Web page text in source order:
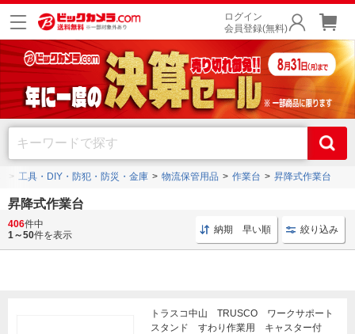
ログイン
会員登録(無料)
工具・DIY・防犯・防災・金庫 物流保管用品 作業台 昇降式作業台
昇降式作業台
サカエや
などの人気メーカーの昇降式作業台を豊富に品
揃え。
406件中
1～50件を表示 納期 早い順 絞り込み
トラスコ中山 TRUSCO ワークサポート
スタンド すわり作業用 キャスター付